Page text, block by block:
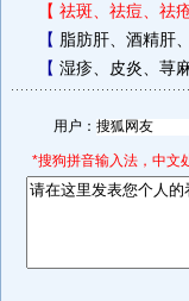
【 祛斑、祛痘、祛
【 脂肪肝、酒精肝
【 湿疹、皮炎、荨
用户：
*搜狗拼音输入法，中文